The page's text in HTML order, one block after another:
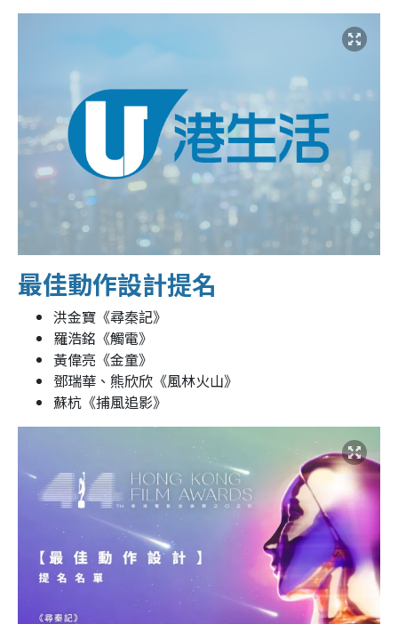
最佳動作設計提名
洪金寶《尋秦記》
羅浩銘《觸電》
黃偉亮《金童》
鄧瑞華、熊欣欣《風林火山》
蘇杭《捕風追影》